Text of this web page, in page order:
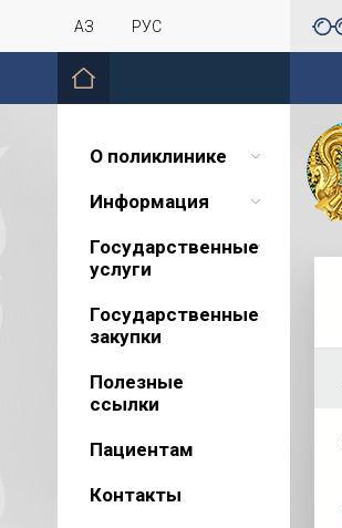
ҚАЗ РУС
О поликлинике
Информация
Государственные
услуги
Государственные
закупки
Полезные
ссылки
Пациентам
Контакты